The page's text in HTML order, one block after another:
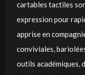
cartables tactiles
expression pour
apprise en
conviviales,
outils académiques,